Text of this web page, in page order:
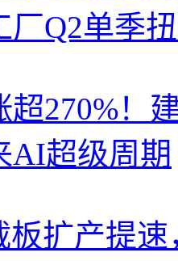
厂Q2单季
超270%！
AI超级周期
板扩产提